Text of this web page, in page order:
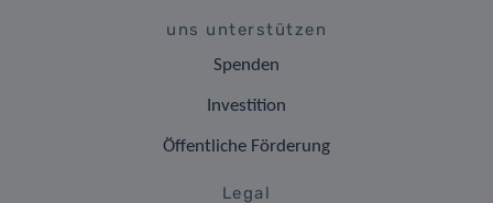
uns unterstützen
Spenden
Investition
Öffentliche Förderung
Legal